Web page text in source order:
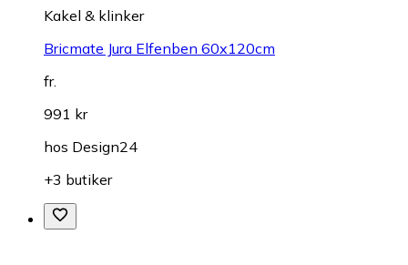
Kakel & klinker
Bricmate Jura Elfenben 60x120cm
fr.
991 kr
hos Design24
+3 butiker